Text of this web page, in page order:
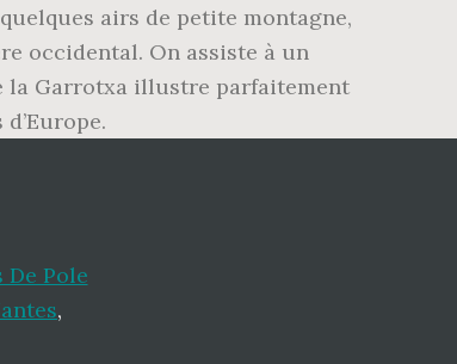
De Pole
,